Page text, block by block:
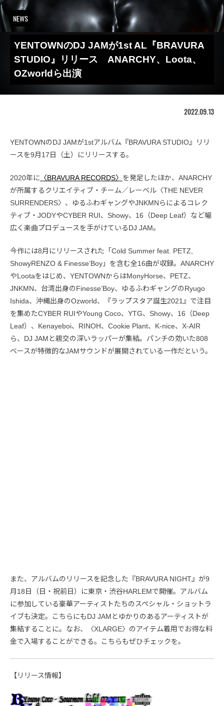
NEWS
YENTOWNのDJ JAMが1st AL『BRAVURA
STUDIO』リリース ANARCHY、Loota、
OZworldら出演
2022.09.13
YENTOWNのDJ JAMが1stアルバム『BRAVURA STUDIO』リリ
ースを9月17日（土）にリリースする。
2020年に 〈BRAVURA RECORDS〉 を発足したほか、ANARCHY
が所属するクリエイティブ・チーム／レーベル〈THE NEVER
SURRENDERS〉、ゆるふわギャングやJNKMNらによるコレク
ティブ・JODYやCYBER RUI、Showy、16（Deep Leaf）など幅
広く楽曲プロデュースを手がけているDJ JAM。
今作には8月にリリースされた「Cold Summer feat. PETZ,
ShowyRENZO & Finesse’Boy」を含む全16曲が収録。ANARCHY
やLootaをはじめ、YENTOWNからはMonyHorse、PETZ、
JNKMN、台湾出身のFinesse’Boy、ゆるふわギャングのRyugo
Ishida、沖縄出身のOzworld、『ラップスタア誕生2021』で注目
を集めたCYBER RUIやYoung Coco、YTG、Showy、16（Deep
Leaf）、Kenayeboi、RINOH、Cookie Plant、K-nice、X-AIR
ら、DJ JAMと親交の深いラッパーが集結。パンチの効いた808
ベースが特徴的なJAMサウンドが展開されている一作だという。
また、アルバムのリリースを記念した『BRAVURA NIGHT』が9
月18日（日・祝前日）に東京・渋谷HARLEMで開催。アルバム
に参加している豪華アーティストたちのスペシャル・ショットラ
イブも決定。こちらにもDJ JAMとゆかりのあるアーティストが
集結することに。なお、〈XLARGE〉のアイテム着用でお得な料
金で入場することができる。こちらもぜひチェックを。
【リリース情報】